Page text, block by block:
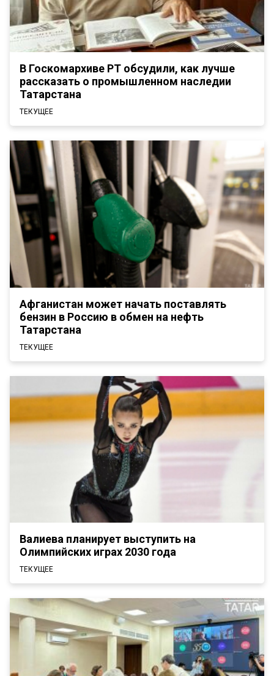
В Госкомархиве РТ обсудили, как лучше
рассказать о промышленном наследии
Татарстана
ТЕКУЩЕЕ
Афганистан может начать поставлять
бензин в Россию в обмен на нефть
Татарстана
ТЕКУЩЕЕ
Валиева планирует выступить на
Олимпийских играх 2030 года
ТЕКУЩЕЕ